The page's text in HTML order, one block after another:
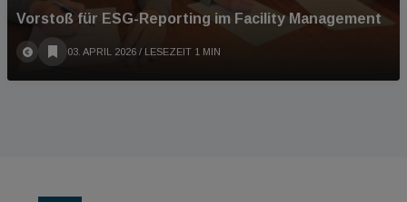
Vorstoß für ESG-Reporting im Facility Management
03. APRIL 2026 / LESEZEIT 1 MIN